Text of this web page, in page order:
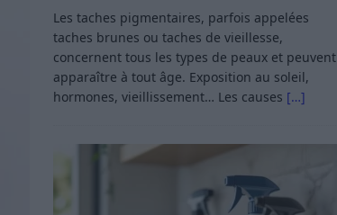
Les taches pigmentaires, parfois appelées
taches brunes ou taches de vieillesse,
concernent tous les types de peaux et peuvent
apparaître à tout âge. Exposition au soleil,
hormones, vieillissement… Les causes […]